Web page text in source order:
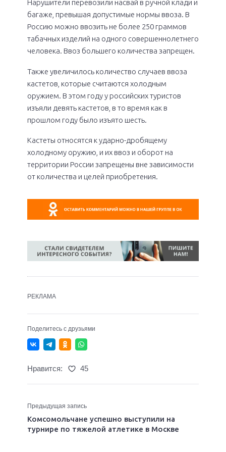
Нарушители перевозили насвай в ручной клади и
багаже, превышая допустимые нормы ввоза. В
Россию можно ввозить не более 250 граммов
табачных изделий на одного совершеннолетнего
человека. Ввоз большего количества запрещен.
Также увеличилось количество случаев ввоза
кастетов, которые считаются холодным
оружием. В этом году у российских туристов
изъяли девять кастетов, в то время как в
прошлом году было изъято шесть.
Кастеты относятся к ударно-дробящему
холодному оружию, и их ввоз и оборот на
территории России запрещены вне зависимости
от количества и целей приобретения.
РЕКЛАМА
Поделитесь с друзьями
Нравится: 45
Предыдущая запись
Комсомольчане успешно выступили на
турнире по тяжелой атлетике в Москве